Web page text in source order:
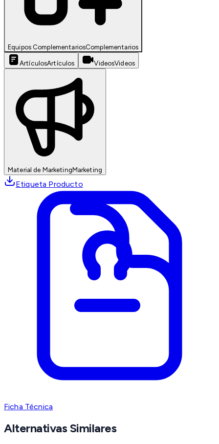
Equipos ComplementariosComplementarios
ArtículosArtículos VideosVideos
Material de MarketingMarketing
Etiqueta Producto
Ficha Técnica
Alternativas Similares